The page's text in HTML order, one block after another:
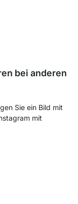
bei anderen
Sie ein Bild mit
mit